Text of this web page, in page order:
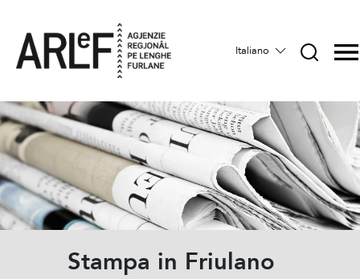
Italiano
Stampa in Friulano